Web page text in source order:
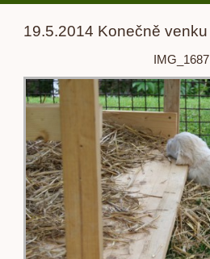
19.5.2014 Konečně venku
IMG_1687